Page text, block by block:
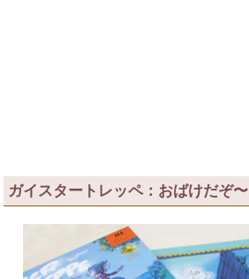
ガイスタートレッペ：おばけだぞ〜